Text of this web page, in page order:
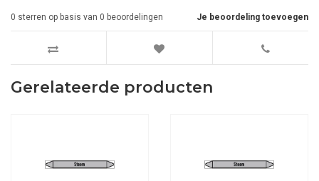
Je beoordeling toevoegen
0 sterren op basis van 0 beoordelingen
Gerelateerde producten